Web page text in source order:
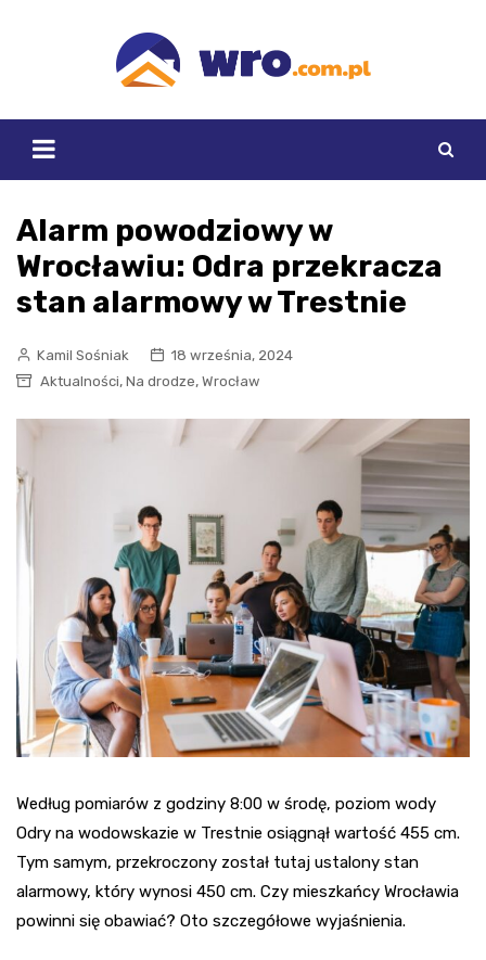
Alarm powodziowy w
Wrocławiu: Odra przekracza
stan alarmowy w Trestnie
Kamil Sośniak
18 września, 2024
Aktualności, Na drodze, Wrocław
Według pomiarów z godziny 8:00 w środę, poziom wody
Odry na wodowskazie w Trestnie osiągnął wartość 455 cm.
Tym samym, przekroczony został tutaj ustalony stan
alarmowy, który wynosi 450 cm. Czy mieszkańcy Wrocławia
powinni się obawiać? Oto szczegółowe wyjaśnienia.